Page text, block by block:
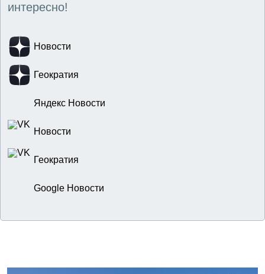
интересно!
Новости
Геократия
Яндекс Новости
Новости
Геократия
Google Новости